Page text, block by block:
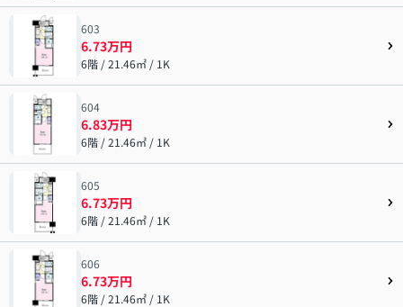
603
6.73万円
6階 / 21.46㎡ / 1K
604
6.83万円
6階 / 21.46㎡ / 1K
605
6.73万円
6階 / 21.46㎡ / 1K
606
6.73万円
6階 / 21.46㎡ / 1K